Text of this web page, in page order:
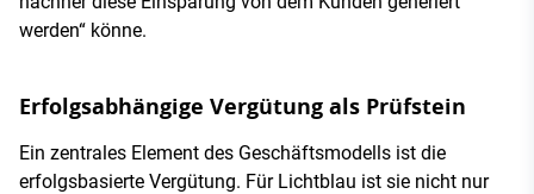
werden“ könne.
Erfolgsabhängige Vergütung als Prüfstein
Ein zentrales Element des Geschäftsmodells ist die
erfolgsbasierte Vergütung. Für Lichtblau ist sie nicht nur